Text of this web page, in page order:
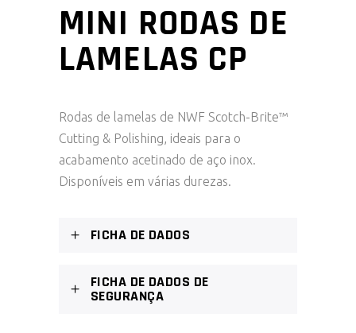
MINI RODAS DE
LAMELAS CP
Rodas de lamelas de NWF Scotch-Brite™
Cutting & Polishing, ideais para o
acabamento acetinado de aço inox.
Disponíveis em várias durezas.
FICHA DE DADOS
FICHA DE DADOS DE
SEGURANÇA